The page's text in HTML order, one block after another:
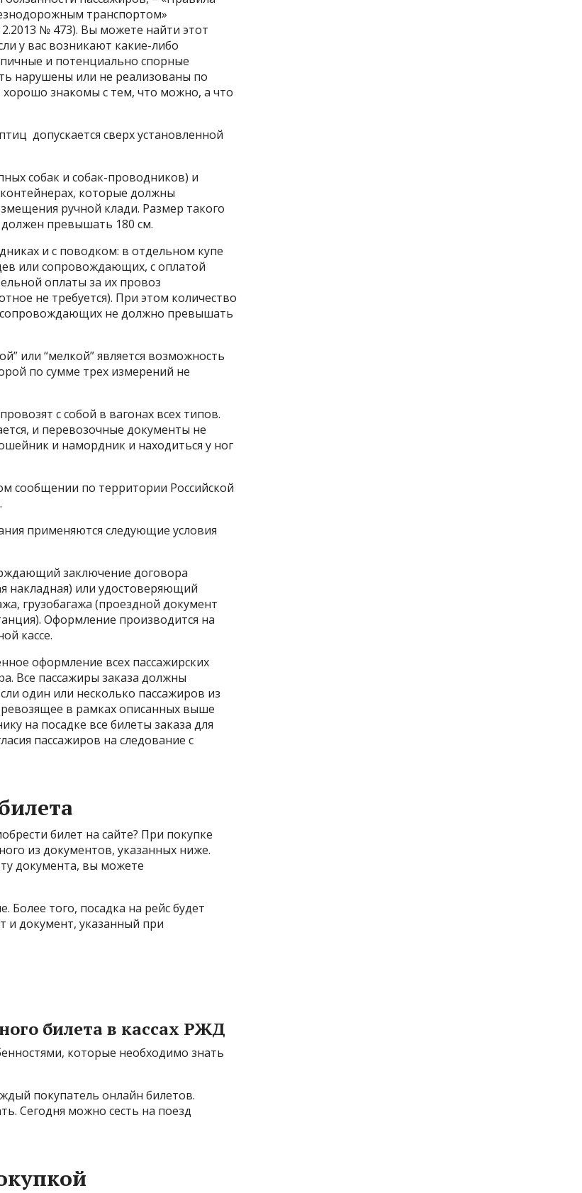
транспортом»
№ 473). Вы можете найти этот
у вас возникают какие-либо
и потенциально спорные
нарушены или не реализованы по
хорошо знакомы с тем, что можно, а что
допускается сверх установленной
собак и собак-проводников) и
которые должны
ручной клади. Размер такого
превышать 180 см.
и с поводком: в отдельном купе
или сопровождающих, с оплатой
оплаты за их провоз
не требуется). При этом количество
не должно превышать
или “мелкой” является возможность
по сумме трех измерений не
с собой в вагонах всех типов.
и перевозочные документы не
и намордник и находиться у ног
сообщении по территории Российской
применяются следующие условия
заключение договора
накладная) или удостоверяющий
грузобагажа (проездной документ
Оформление производится на
кассе.
оформление всех пассажирских
Все пассажиры заказа должны
один или несколько пассажиров из
в рамках описанных выше
на посадке все билеты заказа для
пассажиров на следование с
билет на сайте? При покупке
из документов, указанных ниже.
документа, вы можете
Более того, посадка на рейс будет
и документ, указанный при
билета в кассах РЖД
которые необходимо знать
покупатель онлайн билетов.
Сегодня можно сесть на поезд